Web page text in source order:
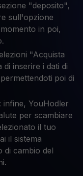
"deposito",
sull'opzione
in poi,
"Acquista
inserire i dati di
poi di
: infine, YouHodler
per scambiare
il tuo
il sistema
di cambio del